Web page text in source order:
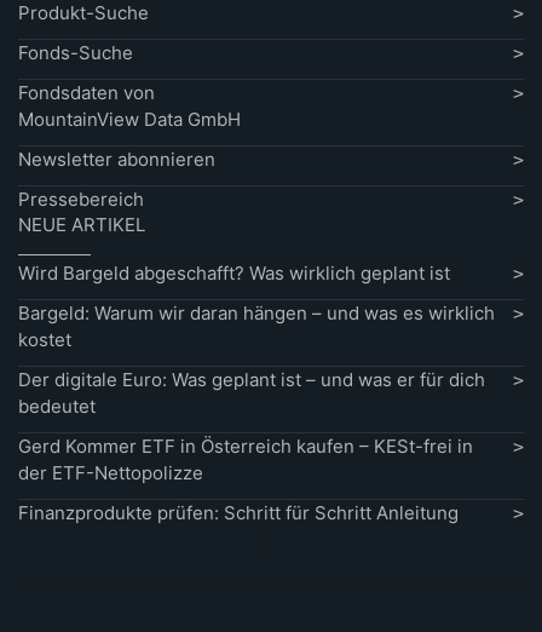
Produkt-Suche
Fonds-Suche
Fondsdaten von
MountainView Data GmbH
Newsletter abonnieren
Pressebereich
NEUE ARTIKEL
Wird Bargeld abgeschafft? Was wirklich geplant ist
Bargeld: Warum wir daran hängen – und was es wirklich
kostet
Der digitale Euro: Was geplant ist – und was er für dich
bedeutet
Gerd Kommer ETF in Österreich kaufen – KESt-frei in
der ETF-Nettopolizze
Finanzprodukte prüfen: Schritt für Schritt Anleitung